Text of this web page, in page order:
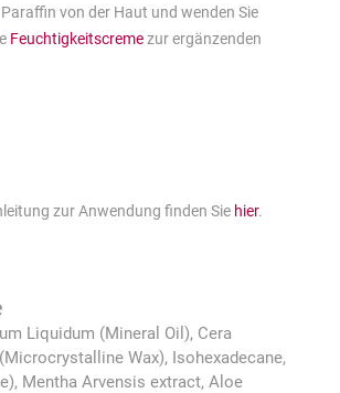
von der Haut und wenden Sie
Feuchtigkeitscremezur ergänzenden
zur Anwendung finden Sie hier.
Liquidum (Mineral Oil), Cera
Wax), Isohexadecane,
Mentha Arvensis extract, Aloe